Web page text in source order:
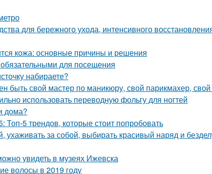
для бережного ухода, интенсивного
кожа: основные причины и решения
для посещения
набираете?
быть свой мастер по маникюру, свой парикмахер, свой
использовать переводную фольгу для ногтей
дома?
5 трендов, которые стоит попробовать
ухаживать за собой, выбирать красивый наряд и
увидеть в музеях Ижевска
волосы в 2019 году